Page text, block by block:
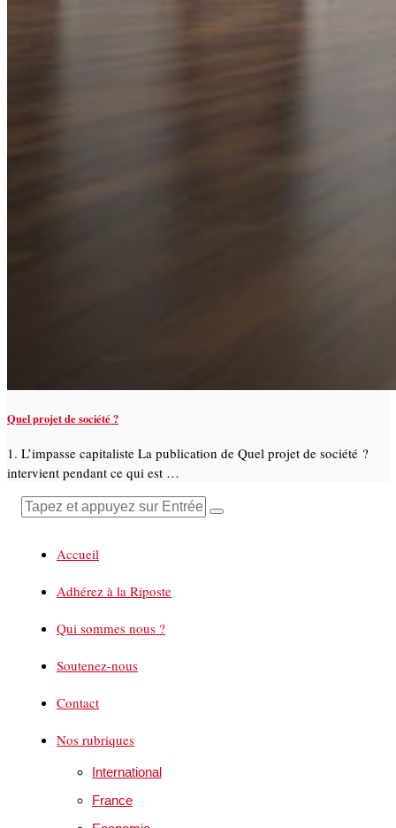
Quel projet de société ?
1. L’impasse capitaliste La publication de Quel projet de société ?
intervient pendant ce qui est …
Accueil
Adhérez à la Riposte
Qui sommes nous ?
Soutenez-nous
Contact
Nos rubriques
International
France